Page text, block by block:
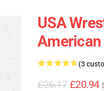
USA
American
(3
£26.17 £20.94